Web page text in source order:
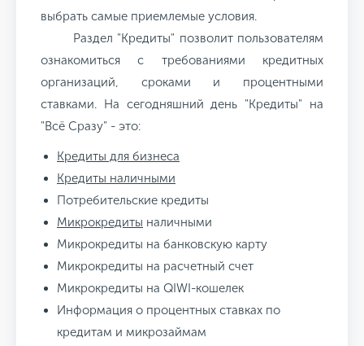
выбрать самые приемлемые условия.
Раздел "Кредиты" позволит пользователям
ознакомиться с требованиями кредитных
организаций, сроками и процентными
ставками. На сегодняшний день "Кредиты" на
"Всё Сразу" - это:
Кредиты для бизнеса
Кредиты наличными
Потребительские кредиты
Микрокредиты наличными
Микрокредиты на банковскую карту
Микрокредиты на расчетный счет
Микрокредиты на QIWI-кошелек
Информация о процентных ставках по
кредитам и микрозаймам